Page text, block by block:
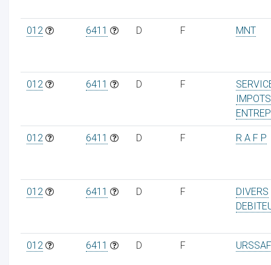
012 6411 D F MNT
012 6411 D F
IMPOTS
012 6411 D F R A F P
012 6411 D F
DIVERS
012 6411 D F